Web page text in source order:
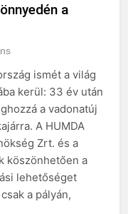
a
ismét a világ
kerül: 33 év után
a vadonatúj
A HUMDA
Zrt. és a
köszönhetően a
lehetőséget
a pályán,